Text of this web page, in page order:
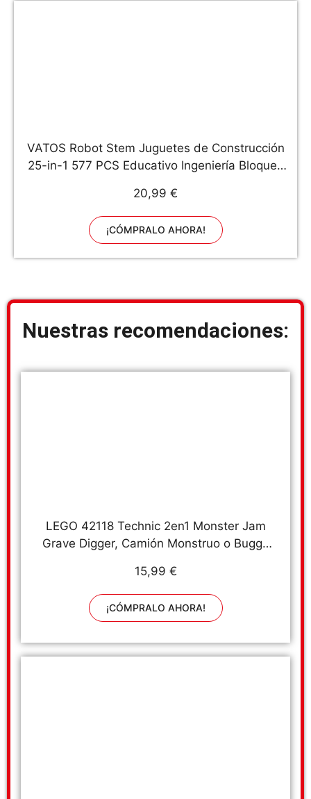
VATOS Robot Stem Juguetes de Construcción
25-in-1 577 PCS Educativo Ingeniería Bloques
Mejor Regalo de Juguete para Niños de 6 años
o más Niños y Niñas
20,99 €
¡CÓMPRALO AHORA!
Nuestras recomendaciones:
LEGO 42118 Technic 2en1 Monster Jam
Grave Digger, Camión Monstruo o Buggy
para Niños y Niñas a Partir de 7 Años
15,99 €
¡CÓMPRALO AHORA!